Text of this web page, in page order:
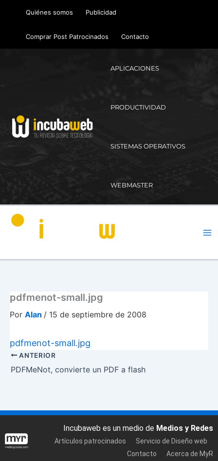
Quiénes somos Publicidad
Comprar Post Patrocinados Contacto
APLICACIONES
PRODUCTIVIDAD
SISTEMAS OPERATIVOS
WEBMASTER
pdfmenot-small.jpg
Por Alan / 15 de septiembre de 2008
pdfmenot-small.jpg
ANTERIOR
PDFMeNot, convierte un PDF a flash
Incubaweb es un medio de Medios y Redes
Artículos patrocinados
Servicio de Diseño web
Contacto
Acerca de MyR